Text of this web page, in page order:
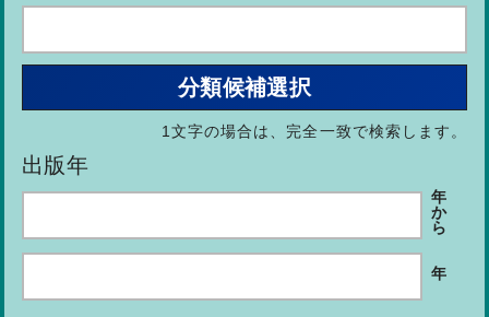
分類候補選択
1文字の場合は、完全一致で検索します。
出版年
年
か
ら
年